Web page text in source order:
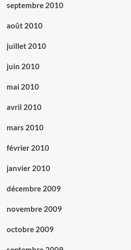
septembre 2010
août 2010
juillet 2010
juin 2010
mai 2010
avril 2010
mars 2010
février 2010
janvier 2010
décembre 2009
novembre 2009
octobre 2009